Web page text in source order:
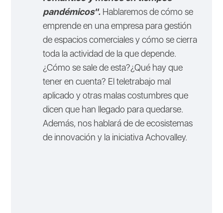
pandémicos". Hablaremos de cómo se
emprende en una empresa para gestión
de espacios comerciales y cómo se cierra
toda la actividad de la que depende.
¿Cómo se sale de esta?¿Qué hay que
tener en cuenta? El teletrabajo mal
aplicado y otras malas costumbres que
dicen que han llegado para quedarse.
Además, nos hablará de de ecosistemas
de innovación y la iniciativa Achovalley.